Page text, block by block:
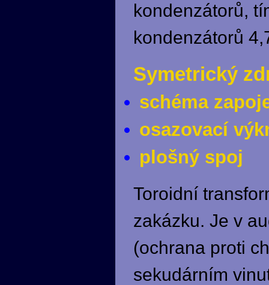
kondenzátorů,
kondenzátorů
Symetrický
schéma
osazovací
plošný spoj
Toroidní
zakázku. Je v
(ochrana proti
sekudárním